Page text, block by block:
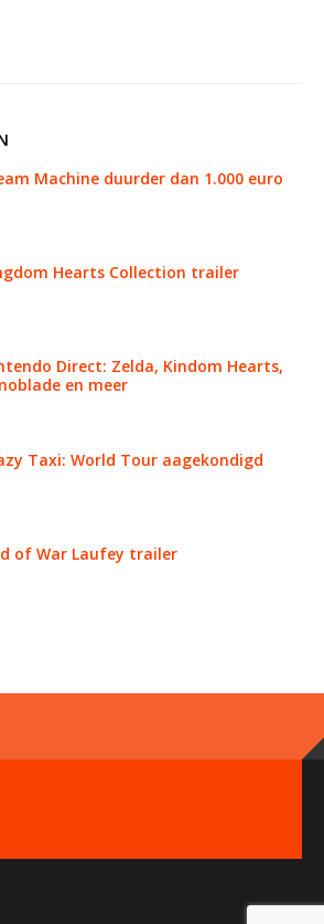
Machine duurder dan 1.000 euro
Hearts Collection trailer
Direct: Zelda, Kindom Hearts,
en meer
Taxi: World Tour aagekondigd
of War Laufey trailer